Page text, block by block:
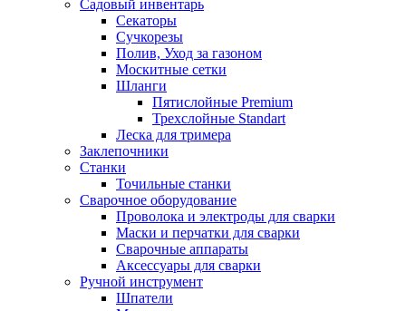
Садовый инвентарь
Секаторы
Сучкорезы
Полив, Уход за газоном
Москитные сетки
Шланги
Пятислойные Premium
Трехслойные Standart
Леска для тримера
Заклепочники
Станки
Точильные станки
Сварочное оборудование
Проволока и электроды для сварки
Маски и перчатки для сварки
Сварочные аппараты
Аксессуары для сварки
Ручной инструмент
Шпатели